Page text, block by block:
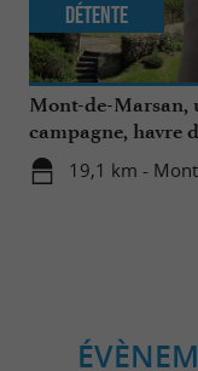
Mont-de-Marsan,
campagne, havre
Landes
19,1 km -
Détente